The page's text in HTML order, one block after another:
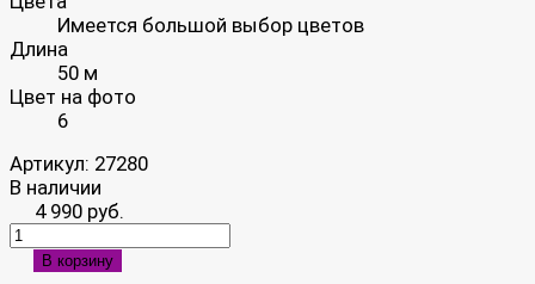
Имеется большой выбор цветов
Длина
50 м
Цвет на фото
6
Артикул: 27280
В наличии
4 990 руб.
В корзину